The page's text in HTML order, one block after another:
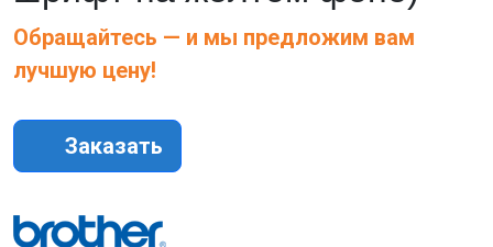
Обращайтесь — и мы предложим вам
лучшую цену!
Заказать